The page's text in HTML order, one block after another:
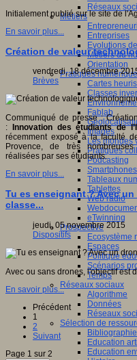
Réseaux
Métiers
Entreprises
Evolutions
Métiers du
Orientation
Pratiques
Cartes
Classes
Fablab
Images
Les mondes
Pratiques
Podcasting
Smartphones
Tableaux
Tablettes
Web radio
eTwinning
Prospective
Ecosystème
Espaces
Politique
Scénarios
Temps
Réseaux sociaux
Algorithme
Données
Réseaux
Sélection de
Education
Education
Initialement publié sur le site de
En savoir plus...
Création de valeur
vendredi, 18 décembre
Brèves
Communiqué de presse :
:
Innovation des étudiants de
récemment exposé à la faculté
Provence, de très
réalisées par ses étudiants.
En savoir plus...
Tu es enseignant ? Avec
classe...
jeudi, 05 novembre 2015
Dispositifs
Avec ou sans drones, l'objectif est
En savoir plus...
Précédent
1
2
Suivant
Page 1 sur 2